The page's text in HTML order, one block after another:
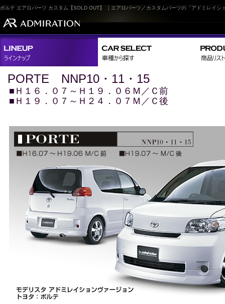
ポルテ エアロパーツ カスタム【SOLD OUT】 ｜エアロパーツ／カスタムパーツの「アドミレイシ
PORTE NNP10・11・15
■Ｈ１６．０７～Ｈ１９．０６Ｍ／Ｃ前
■Ｈ１９．０７～ Ｈ２４．０７ Ｍ／Ｃ後